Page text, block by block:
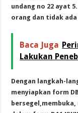
undang no 22 ayat
orang dan tidak
Baca Juga
Lakukan
Dengan langkah-
menyiapkan form